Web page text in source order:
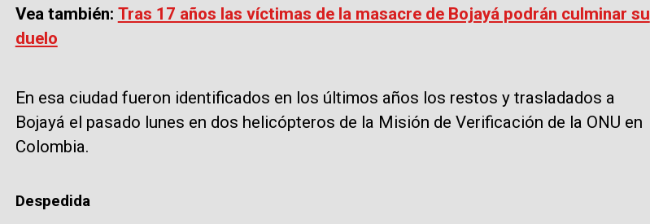
Vea también: Tras 17 años las víctimas de la masacre de Bojayá podrán culminar su
duelo
En esa ciudad fueron identificados en los últimos años los restos y trasladados a
Bojayá el pasado lunes en dos helicópteros de la Misión de Verificación de la ONU en
Colombia.
Despedida